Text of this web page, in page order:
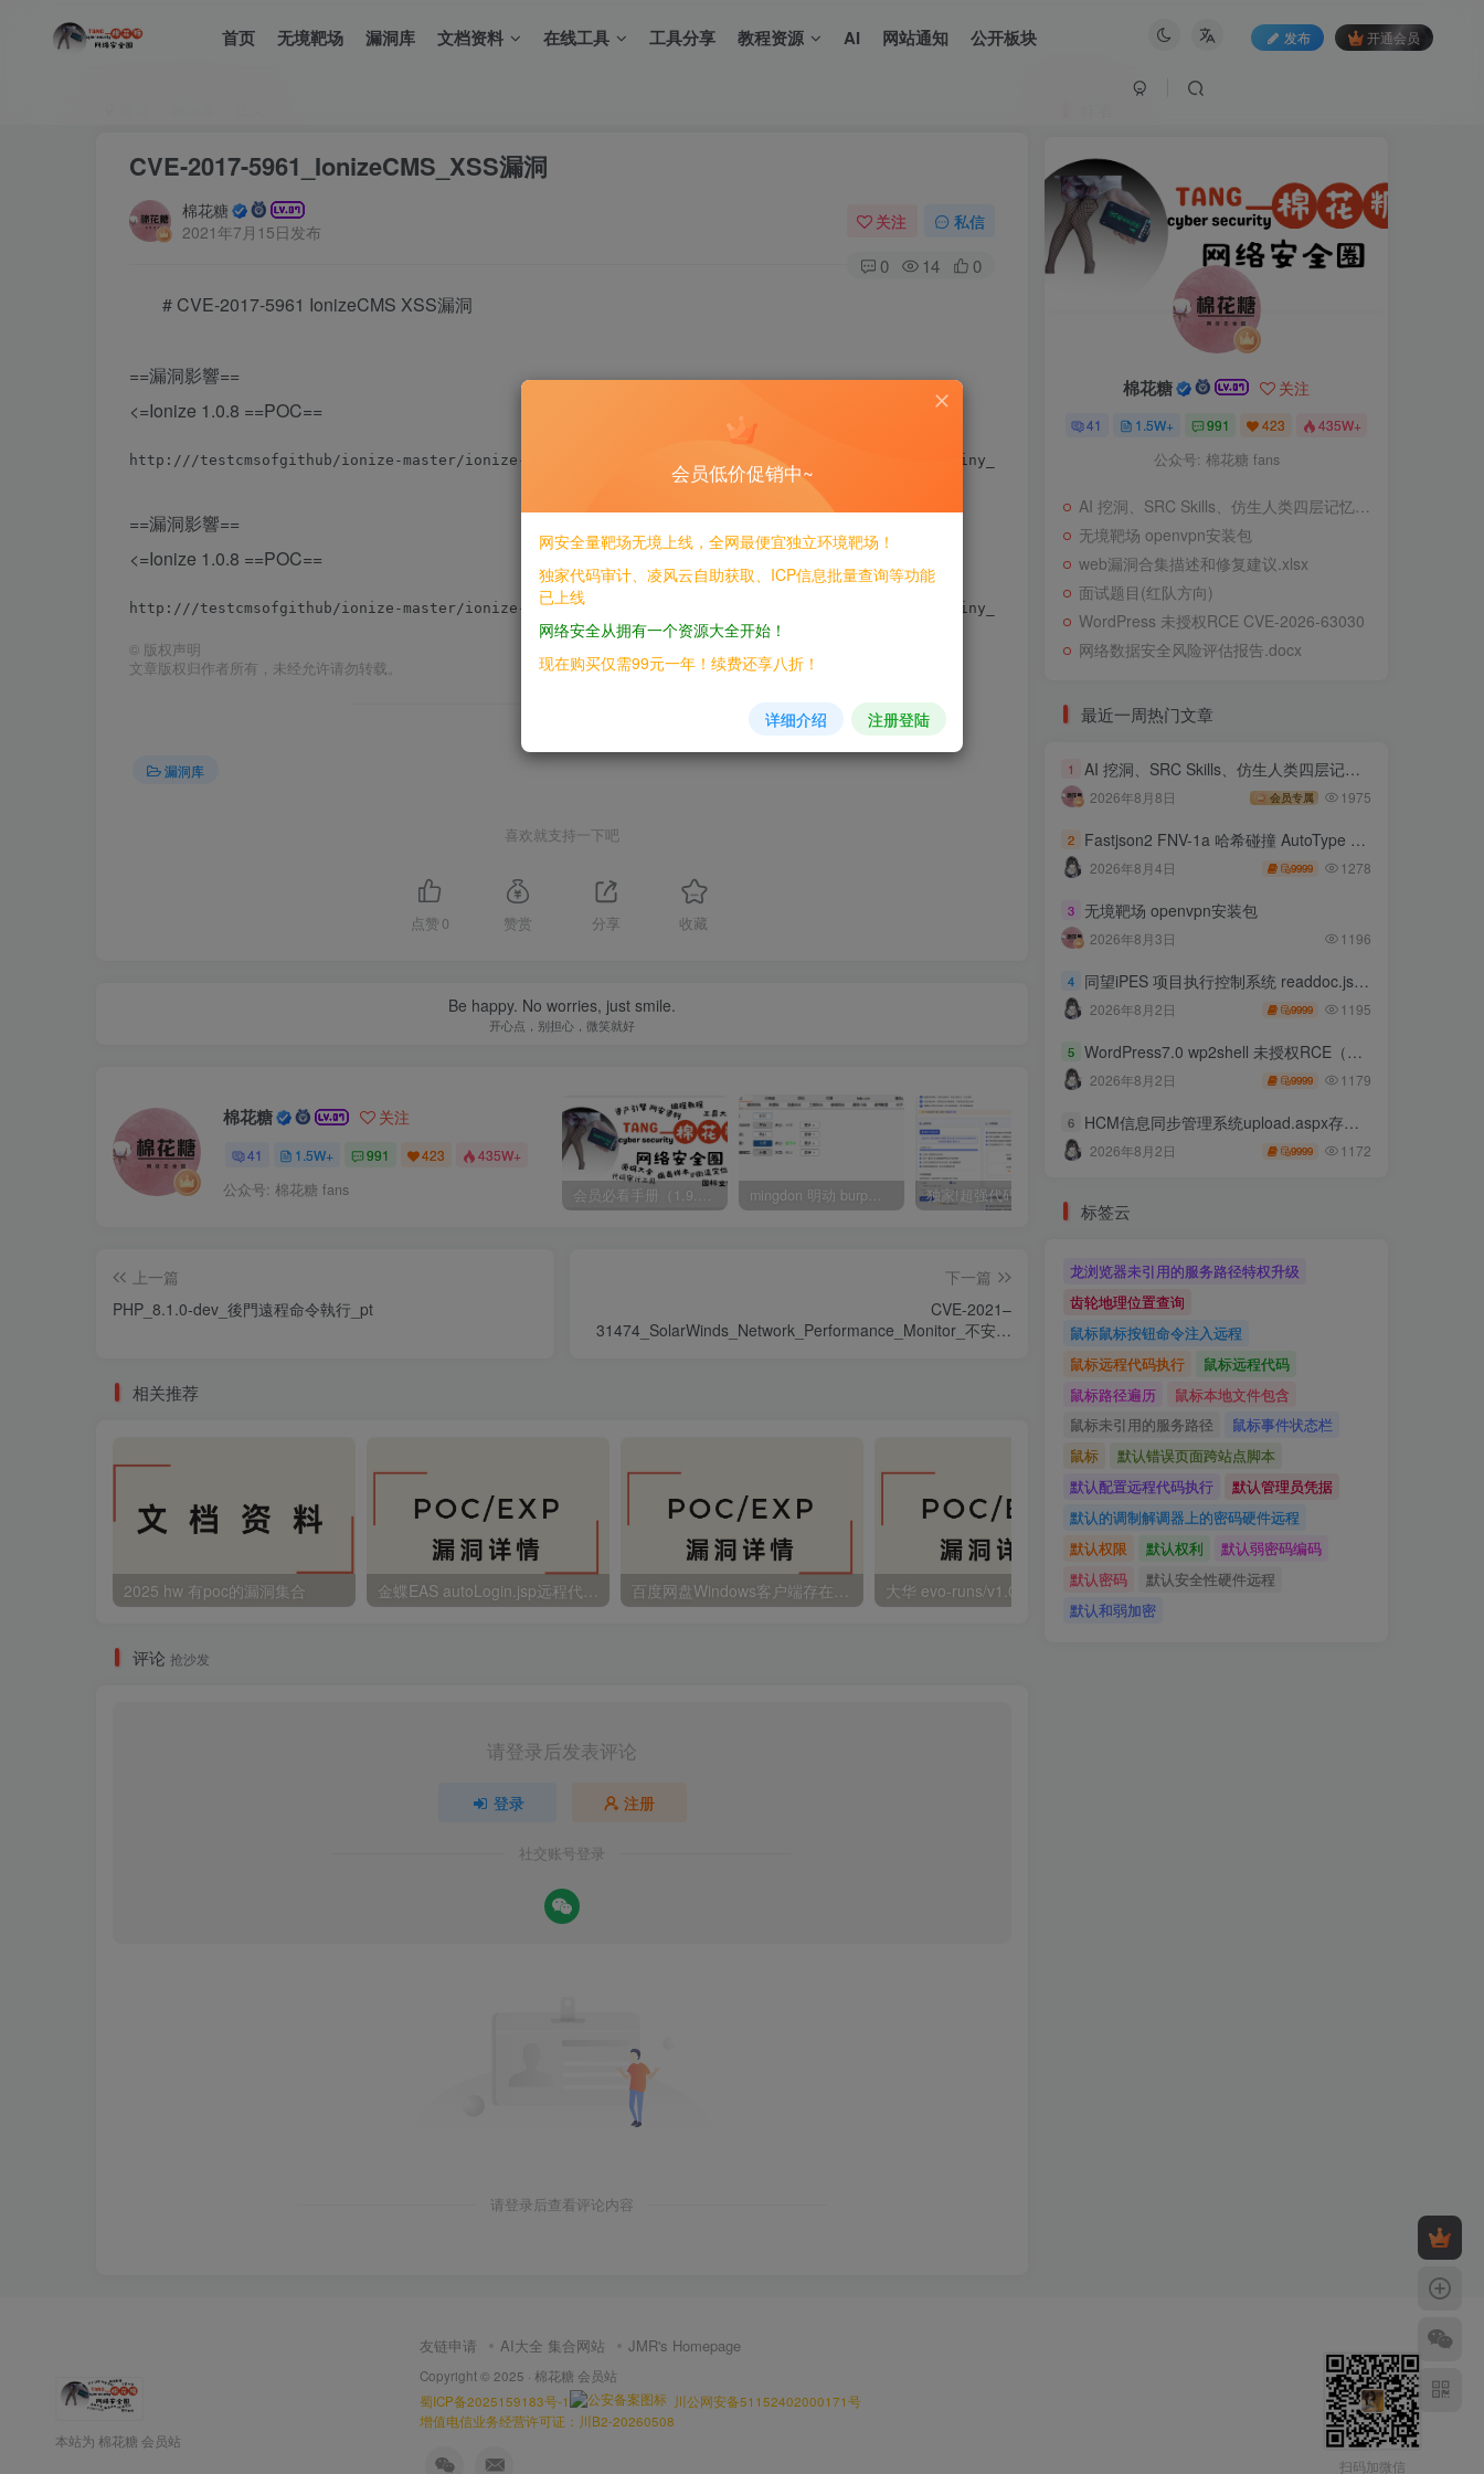
首页 无境靶场 漏洞库 文档资料 在线工具 工具分享 教程资源 AI 网站通知 公开板块 发布 开通会员
CVE-2017-5961_IonizeCMS_XSS漏洞
棉花糖
2021年7月15日发布
关注 私信
0 14 0
# CVE-2017-5961 IonizeCMS XSS漏洞
==漏洞影響==
<=Ionize 1.0.8 ==POC==
http://
==漏洞影響==
<=Ionize 1.0.8 ==POC==
http://
© 版权声明
文章版权归作者所有，未经允许请勿转载。
漏洞库
喜欢就支持一下吧
点赞 0 赞赏 分享 收藏
Be happy. No worries, just smile.
开心点，别担心，微笑就好
棉花糖 关注
41 1.5W+ 991 423 435W+
公众号: 棉花糖 fans
上一篇
PHP_8.1.0-dev_後門遠程命令執行_pt
下一篇
CVE-2021–
31474_SolarWinds_Network_Performance_Monitor_不安全
相关推荐
2025 hw 有poc的漏洞集合 大华 evo-runs/v1.0/receive RCE
评论 抢沙发
请登录后发表评论
登录 注册
社交账号登录
请登录后查看评论内容
棉花糖 关注
41 1.5W+ 991 423 435W+
公众号: 棉花糖 fans
AI 挖洞、SRC Skills、仿生人类四层记忆系统
无境靶场 openvpn安装包
web漏洞合集描述和修复建议.xlsx
面试题目(红队方向)
WordPress 未授权RCE CVE-2026-63030
网络数据安全风险评估报告.docx
最近一周热门文章
1 AI 挖洞、SRC Skills、仿生人类四层记忆系统
2026年8月8日 会员专属 1975
2 Fastjson2 FNV-1a 哈希碰撞 AutoType 绕过远程代码执行
2026年8月4日 9999 1278
3 无境靶场 openvpn安装包
2026年8月3日 1196
4 同望iPES 项目执行控制系统 readdoc.jsp存在任意文件读取
2026年8月2日 9999 1195
5 WordPress7.0 wp2shell 未授权RCE（CVE-2026-63030 CVE-2026-60137）
2026年8月2日 9999 1179
6 HCM信息同步管理系统upload.aspx存在任意文件上传
2026年8月2日 9999 1172
标签云
龙浏览器未引用的服务路径特权升级
齿轮地理位置查询
鼠标鼠标按钮命令注入远程
鼠标远程代码执行
鼠标远程代码
鼠标路径遍历
鼠标本地文件包含
鼠标未引用的服务路径
鼠标事件状态栏
鼠标
默认错误页面跨站点脚本
默认配置远程代码执行
默认管理员凭据
默认的调制解调器上的密码硬件远程
默认权限
默认权利
默认弱密码编码
默认密码
默认安全性硬件远程
默认和弱加密
本站为 棉花糖 会员站
友链申请 AI大全 集合网站 JMR's Homepage
Copyright © 2025 · 棉花糖 会员站
蜀ICP备2025159183号-1
川公网安备51152402000171号
增值电信业务经营许可证：川B2-20260508
扫码加微信
会员低价促销中~
网安全量靶场无境上线，全网最便宜独立环境靶场！
独家代码审计、凌风云自助获取、ICP信息批量查询等功能
已上线
网络安全从拥有一个资源大全开始！
现在购买仅需99元一年！续费还享八折！
详细介绍 注册登陆